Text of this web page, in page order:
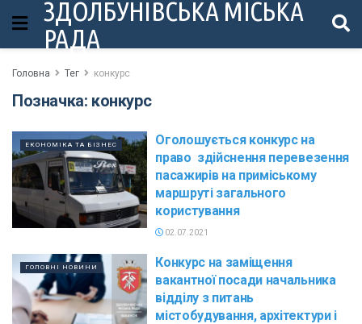
ЗДОЛБУНІВСЬКА МІСЬКА
РАДА
Головна Тег конкурс
Позначка: конкурс
ЕКОНОМІКА ТА БІЗНЕС
Оголошується конкурс на
право здійснення перевезення
пасажирів на приміському
маршруті загального
користування
02.07.2021
ГОЛОВНІ НОВИНИ
Конкурс на заміщення
вакантної посади начальника
відділу з питань
містобудування, архітектури і